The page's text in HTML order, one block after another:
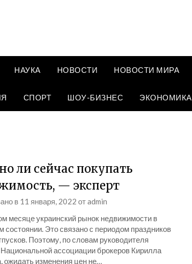
НАУКА НОВОСТИ НОВОСТИ МИРА
СПОРТ ШОУ-БИЗНЕС ЭКОНОМИКА
ли сейчас покупать
— эксперт
в 11 января, 2022 отadmin
месяце украинский рынок недвижимости в
состоянии. Это связано с периодом праздников
Поэтому, по словам руководителя
ассоциации брокеров Кирилла
ожидать изменения цен не…